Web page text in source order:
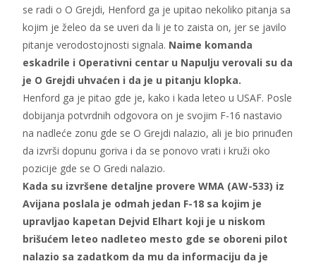
se radi o O Grejdi, Henford ga je upitao nekoliko pitanja sa
kojim je želeo da se uveri da li je to zaista on, jer se javilo
pitanje verodostojnosti signala. Naime komanda
eskadrile i Operativni centar u Napulju verovali su da
je O Grejdi uhvaćen i da je u pitanju klopka.
Henford ga je pitao gde je, kako i kada leteo u USAF. Posle
dobijanja potvrdnih odgovora on je svojim F-16 nastavio
na nadleće zonu gde se O Grejdi nalazio, ali je bio prinuđen
da izvrši dopunu goriva i da se ponovo vrati i kruži oko
pozicije gde se O Gredi nalazio.
Kada su izvršene detaljne provere WMA (AW-533) iz
Avijana poslala je odmah jedan F-18 sa kojim je
upravljao kapetan Dejvid Elhart koji je u niskom
brišućem leteo nadleteo mesto gde se oboreni pilot
nalazio sa zadatkom da mu da informaciju da je